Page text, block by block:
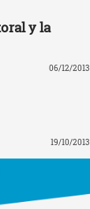
y la
06/12/2013
19/10/2013